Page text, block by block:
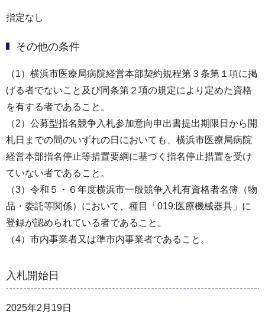
指定なし
その他の条件
（1）横浜市医療局病院経営本部契約規程第３条第１項に掲
げる者でないこと及び同条第２項の規定により定めた資格
を有する者であること。
（2）公募型指名競争入札参加意向申出書提出期限日から開
札日までの間のいずれの日においても、横浜市医療局病院
経営本部指名停止等措置要綱に基づく指名停止措置を受け
ていない者であること。
（3）令和５・６年度横浜市一般競争入札有資格者名簿（物
品・委託等関係）において、種目「019:医療機械器具」に
登録が認められている者であること。
（4）市内事業者又は準市内事業者であること。
入札開始日
2025年2月19日